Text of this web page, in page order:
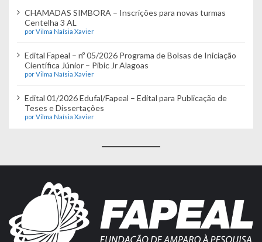
CHAMADAS SIMBORA – Inscrições para novas turmas
Centelha 3 AL
por Vilma Naísia Xavier
Edital Fapeal – nº 05/2026 Programa de Bolsas de Iniciação
Científica Júnior – Pibic Jr Alagoas
por Vilma Naísia Xavier
Edital 01/2026 Edufal/Fapeal – Edital para Publicação de
Teses e Dissertações
por Vilma Naísia Xavier